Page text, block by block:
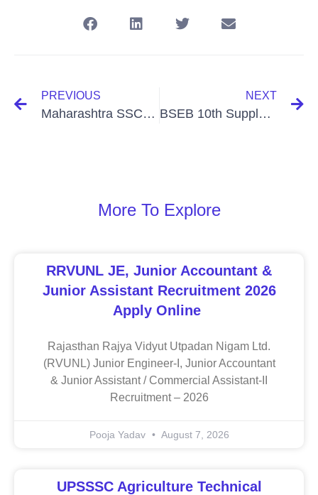
PREVIOUS
Maharashtra SSC Result 2024, Maha Board Results Mahresult.nic.in 10th Class Results Link
NEXT
BSEB 10th Supplementary Result 2024 Direct link Matric Compartmental Results
More To Explore
RRVUNL JE, Junior Accountant &
Junior Assistant Recruitment 2026
Apply Online
Rajasthan Rajya Vidyut Utpadan Nigam Ltd.
(RVUNL) Junior Engineer-I, Junior Accountant
& Junior Assistant / Commercial Assistant-II
Recruitment – 2026
Pooja Yadav August 7, 2026
UPSSSC Agriculture Technical